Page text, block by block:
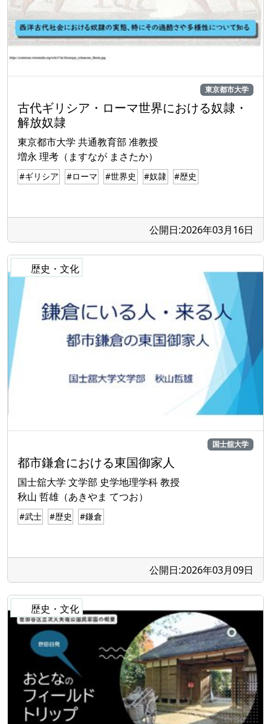
東京都市大学
古代ギリシア・ローマ世界における奴隷・
解放奴隷
東京都市大学 共通教育部 准教授
増永 理考（ますなが まさたか）
#ギリシア #ローマ #世界史 #奴隷 #歴史
公開日:2026年03月16日
国士舘大学
都市鎌倉における東国御家人
国士舘大学 文学部 史学地理学科 教授
秋山 哲雄（あきやま てつお）
#武士 #歴史 #鎌倉
公開日:2026年03月09日